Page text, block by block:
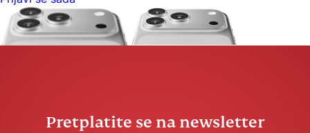
Pretplatite se na newsletter